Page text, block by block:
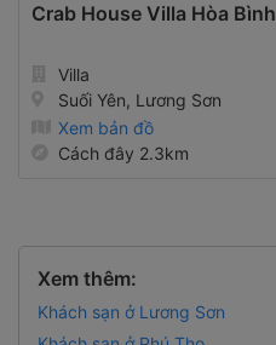
Crab House Villa Hòa Bình
Villa
Suối Yên, Lương Sơn
Xem bản đồ
Cách đây 2.3km
Xem thêm:
Khách sạn ở Lương Sơn